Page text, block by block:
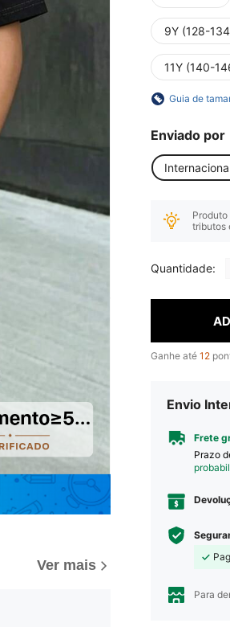
Ver mais
9Y (128-
11Y (140-
Guia de
Enviado por
tributos
Quantidade:
Ganhe até 12
Envio
Frete
Prazo
Para